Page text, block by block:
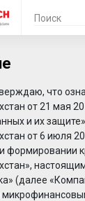
что
от 21 мая
и их
от 6 июля
формировании
(далее